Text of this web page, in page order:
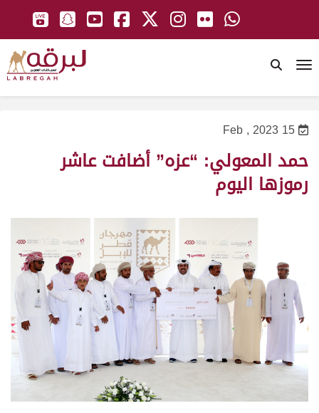
15 Feb , 2023
حمد المعولي: “عزه” أضافت عاشر
رموزها اليوم